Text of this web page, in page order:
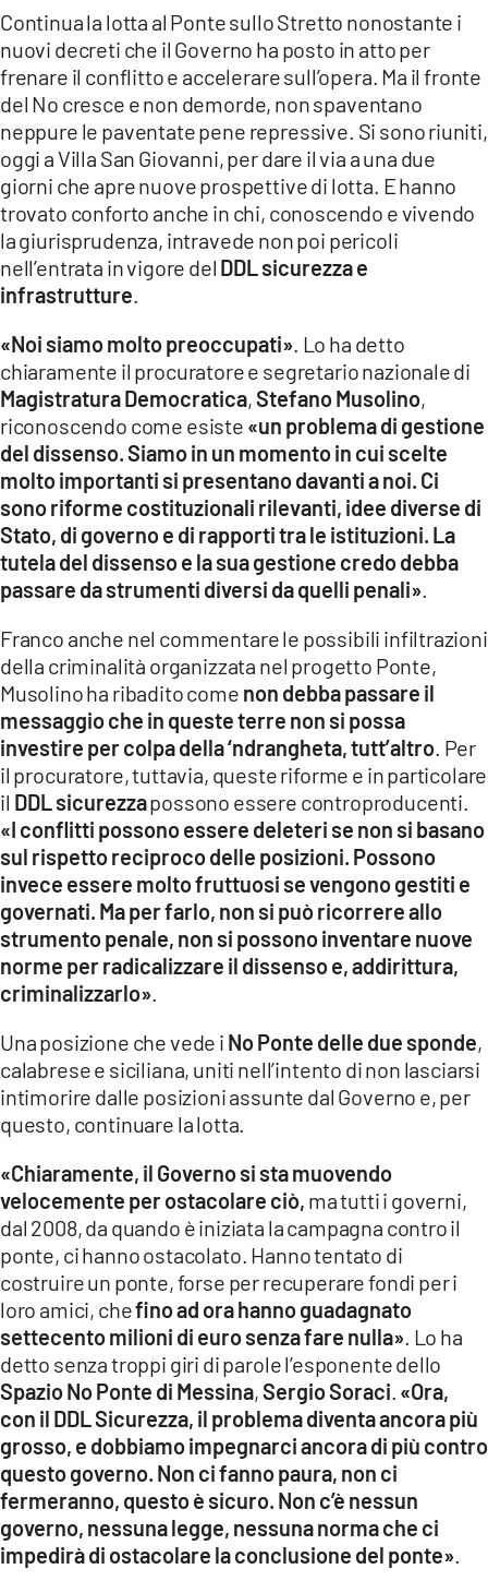
LACPLAY.IT
LACTV.IT
LACONAIR.IT
LACITYMAG.IT
ILREGGINO.IT
COSENZACHANNEL.IT
ILVIBONESE.IT
CATANZAROCHANNEL.IT
LACAPITALENEWS.IT
App
ANDROID
APPLE
Continua la lotta al Ponte sullo Stretto nonostante i
nuovi decreti che il Governo ha posto in atto per
frenare il conflitto e accelerare sull’opera. Ma il fronte
del No cresce e non demorde, non spaventano
neppure le paventate pene repressive. Si sono riuniti,
oggi a Villa San Giovanni, per dare il via a una due
giorni che apre nuove prospettive di lotta. E hanno
trovato conforto anche in chi, conoscendo e vivendo
la giurisprudenza, intravede non poi pericoli
nell’entrata in vigore del DDL sicurezza e
infrastrutture
«Noi siamo molto preoccupati» . Lo ha detto
chiaramente il procuratore e segretario nazionale di
Magistratura Democratica,Stefano Musolino,
riconoscendo come esiste «un problema di gestione
del dissenso. Siamo in un momento in cui scelte
molto importanti si presentano davanti a noi. Ci
sono riforme costituzionali rilevanti, idee diverse di
Stato, di governo e di rapporti tra le istituzioni. La
tutela del dissenso e la sua gestione credo debba
passare da strumenti diversi da quelli penali»
Franco anche nel commentare le possibili infiltrazioni
della criminalità organizzata nel progetto Ponte,
Musolino ha ribadito come non debba passare il
messaggio che in queste terre non si possa
investire per colpa della ‘ndrangheta, tutt’altro . Per
il procuratore, tuttavia, queste riforme e in particolare
il DDL sicurezzapossono essere controproducenti.
«I conflitti possono essere deleteri se non si basano
sul rispetto reciproco delle posizioni. Possono
invece essere molto fruttuosi se vengono gestiti e
governati. Ma per farlo, non si può ricorrere allo
strumento penale, non si possono inventare nuove
norme per radicalizzare il dissenso e, addirittura,
criminalizzarlo»
Una posizione che vede i No Ponte delle due sponde,
calabrese e siciliana, uniti nell’intento di non lasciarsi
intimorire dalle posizioni assunte dal Governo e, per
questo, continuare la lotta.
«Chiaramente, il Governo si sta muovendo
velocemente per ostacolare ciò, ma tutti i governi,
dal 2008, da quando è iniziata la campagna contro il
ponte, ci hanno ostacolato. Hanno tentato di
costruire un ponte, forse per recuperare fondi per i
loro amici, chefino ad ora hanno guadagnato
settecento milioni di euro senza fare nulla» . Lo ha
detto senza troppi giri di parole l’esponente dello
Spazio No Ponte di Messina,Sergio Soraci «Ora,
con il DDL Sicurezza, il problema diventa ancora più
grosso, e dobbiamo impegnarci ancora di più contro
questo governo. Non ci fanno paura, non ci
fermeranno, questo è sicuro. Non c’è nessun
governo, nessuna legge, nessuna norma che ci
impedirà di ostacolare la conclusione del ponte»